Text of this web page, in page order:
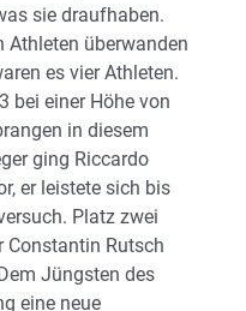
sie draufhaben.
Athleten überwanden
es vier Athleten.
bei einer Höhe von
in diesem
ging Riccardo
er leistete sich bis
Platz zwei
Constantin Rutsch
Jüngsten des
eine neue